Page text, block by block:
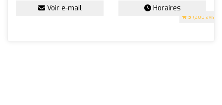
5 (200 avis)
Voir e-mail Horaires